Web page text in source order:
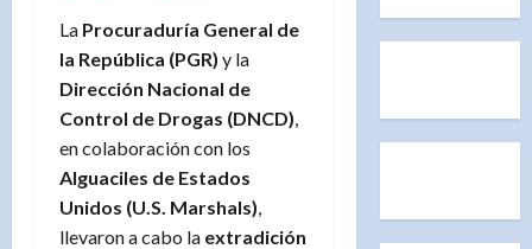
La Procuraduría General de
la República (PGR) y la
Dirección Nacional de
Control de Drogas (DNCD)
en colaboración con los
Alguaciles de Estados
Unidos (U.S. Marshals)
llevaron a cabo la extradición